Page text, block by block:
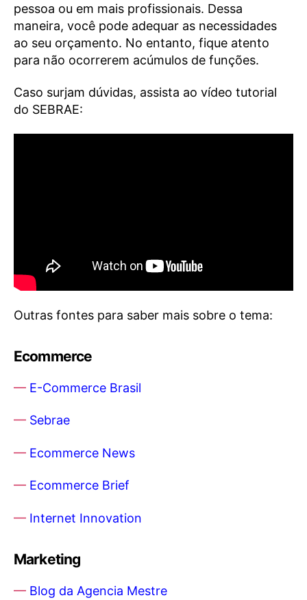
pessoa ou em mais profissionais. Dessa
maneira, você pode adequar as necessidades
ao seu orçamento. No entanto, fique atento
para não ocorrerem acúmulos de funções.
Caso surjam dúvidas, assista ao vídeo tutorial
do SEBRAE:
Outras fontes para saber mais sobre o tema:
Ecommerce
— E-Commerce Brasil
— Sebrae
— Ecommerce News
— Ecommerce Brief
— Internet Innovation
Marketing
— Blog da Agencia Mestre